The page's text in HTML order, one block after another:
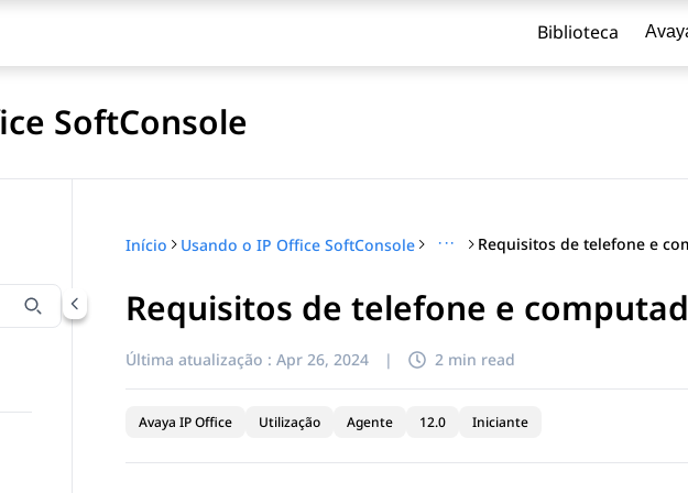
Biblioteca
SoftConsole
por título
Início Usando o IP Office SoftConsole ···
Requisitos de telefone e
Última atualização : Apr 26, 2024 | 2 min read
Avaya IP Office Utilização Agente 12.0 Iniciante